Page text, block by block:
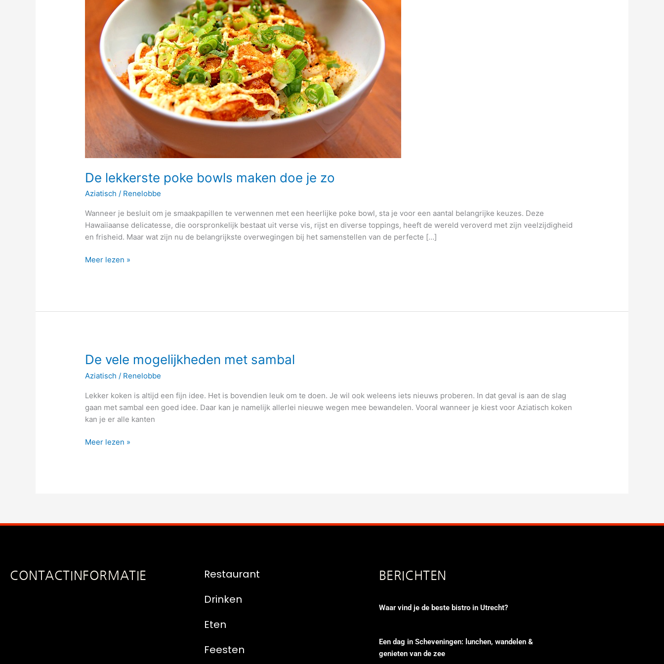
De lekkerste poke bowls maken doe je zo
Aziatisch / Renelobbe
Wanneer je besluit om je smaakpapillen te verwennen met een heerlijke poke bowl, sta je voor een aantal belangrijke keuzes. Deze
Hawaiiaanse delicatesse, die oorspronkelijk bestaat uit verse vis, rijst en diverse toppings, heeft de wereld veroverd met zijn veelzijdigheid
en frisheid. Maar wat zijn nu de belangrijkste overwegingen bij het samenstellen van de perfecte […]
Meer lezen »
De vele mogelijkheden met sambal
Aziatisch / Renelobbe
Lekker koken is altijd een fijn idee. Het is bovendien leuk om te doen. Je wil ook weleens iets nieuws proberen. In dat geval is aan de slag
gaan met sambal een goed idee. Daar kan je namelijk allerlei nieuwe wegen mee bewandelen. Vooral wanneer je kiest voor Aziatisch koken
kan je er alle kanten
De
mogelijkheden
met
sambal
Meer lezen »
CONTACTINFORMATIE
Restaurant
Drinken
Eten
Feesten
BERICHTEN
Waar vind je de beste bistro in Utrecht?
Een dag in Scheveningen: lunchen, wandelen &
genieten van de zee